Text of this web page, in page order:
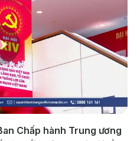
Play
Video
Chấp hành Trung ương